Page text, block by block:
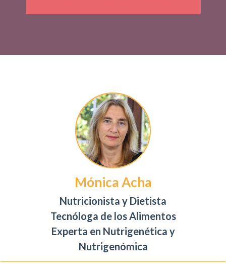
Mónica Acha
Nutricionista y Dietista
Tecnóloga de los Alimentos
Experta en Nutrigenética y
Nutrigenómica